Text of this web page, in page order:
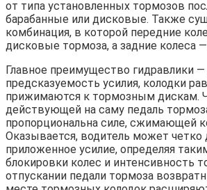
от типа установленных тормозов
барабанные или дисковые. Также
комбинация, в которой передние
дисковые тормоза, а задние колеса
Главное преимущество гидравлики
предсказуемость усилия, колодки
прижимаются к тормозным дискам.
действующей на саму педаль
пропорциональна силе, сжимающей
Оказывается, водитель может четко
приложенное усилие, определяя
блокировки колес и интенсивность
отпускании педали тормоза